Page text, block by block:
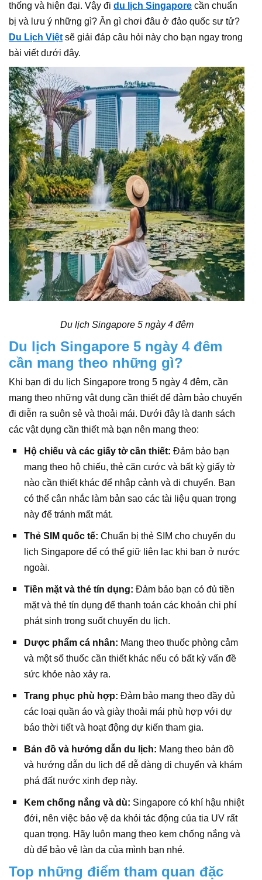
thống và hiện đại. Vậy đi du lịch Singapore cần chuẩn
bị và lưu ý những gì? Ăn gì chơi đâu ở đảo quốc sư tử?
Du Lịch Việt sẽ giải đáp câu hỏi này cho bạn ngay trong
bài viết dưới đây.
Du lịch Singapore 5 ngày 4 đêm
Du lịch Singapore 5 ngày 4 đêm
cần mang theo những gì?
Khi bạn đi du lịch Singapore trong 5 ngày 4 đêm, cần
mang theo những vật dụng cần thiết để đảm bảo chuyến
đi diễn ra suôn sẻ và thoải mái. Dưới đây là danh sách
các vật dụng cần thiết mà bạn nên mang theo:
Hộ chiếu và các giấy tờ cần thiết: Đảm bảo bạn
mang theo hộ chiếu, thẻ căn cước và bất kỳ giấy tờ
nào cần thiết khác để nhập cảnh và di chuyển. Bạn
có thể cân nhắc làm bản sao các tài liệu quan trọng
này để tránh mất mát.
Thẻ SIM quốc tế: Chuẩn bị thẻ SIM cho chuyến du
lịch Singapore để có thể giữ liên lạc khi bạn ở nước
ngoài.
Tiền mặt và thẻ tín dụng: Đảm bảo bạn có đủ tiền
mặt và thẻ tín dụng để thanh toán các khoản chi phí
phát sinh trong suốt chuyến du lịch.
Dược phẩm cá nhân: Mang theo thuốc phòng cảm
và một số thuốc cần thiết khác nếu có bất kỳ vấn đề
sức khỏe nào xảy ra.
Trang phục phù hợp: Đảm bảo mang theo đầy đủ
các loại quần áo và giày thoải mái phù hợp với dự
báo thời tiết và hoạt động dự kiến tham gia.
Bản đồ và hướng dẫn du lịch: Mang theo bản đồ
và hướng dẫn du lịch để dễ dàng di chuyển và khám
phá đất nước xinh đẹp này.
Kem chống nắng và dù: Singapore có khí hậu nhiệt
đới, nên việc bảo vệ da khỏi tác động của tia UV rất
quan trọng. Hãy luôn mang theo kem chống nắng và
dù để bảo vệ làn da của mình bạn nhé.
Top những điểm tham quan đặc